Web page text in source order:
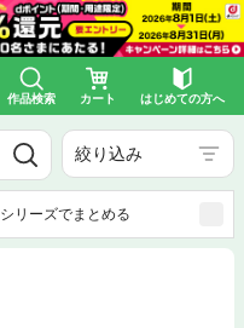
作品検索 カート はじめての方へ
絞り込み
シリーズでまとめる